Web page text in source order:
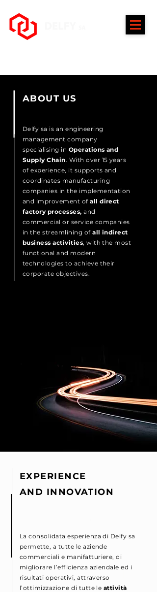
ABOUT US
Delfy sa is an engineering
management company
specialising in Operations and
Supply Chain. With over 15 years
of experience, it supports and
coordinates manufacturing
companies in the implementation
and improvement ofall direct
factory processes, and
commercial or service companies
in the streamlining ofall indirect
business activities, with the most
functional and modern
technologies to achieve their
corporate objectives.
EXPERIENCE
AND INNOVATION
La consolidata esperienza di Delfy sa
permette, a tutte le aziende
commerciali e manifatturiere, di
migliorare l’efficienza aziendale ed i
risultati operativi, attraverso
l’ottimizzazione di tutte le attività